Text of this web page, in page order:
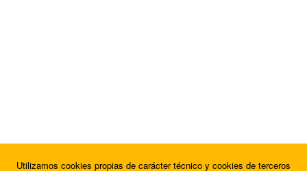
Utilizamos cookies propias de carácter técnico y cookies de terceros